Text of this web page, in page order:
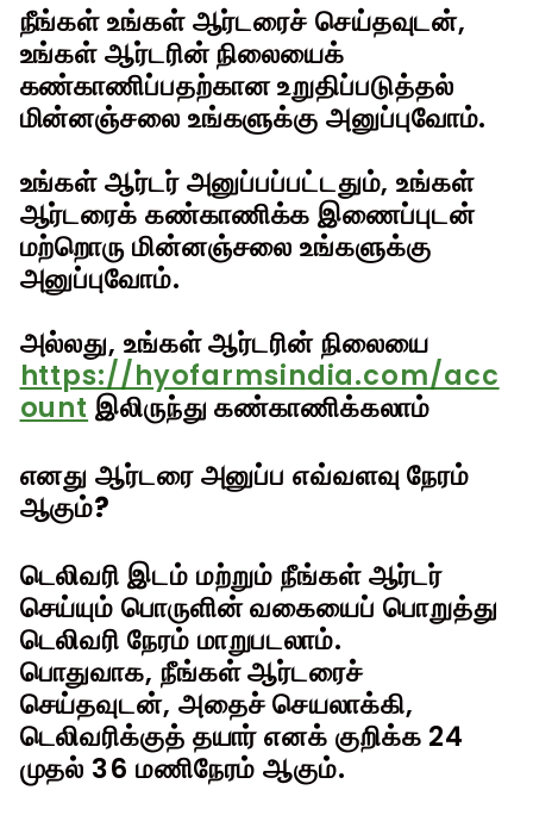
நீங்கள் உங்கள் ஆர்டரைச் செய்தவுடன்,
உங்கள் ஆர்டரின் நிலையைக்
கண்காணிப்பதற்கான உறுதிப்படுத்தல்
மின்னஞ்சலை உங்களுக்கு அனுப்புவோம்.
உங்கள் ஆர்டர் அனுப்பப்பட்டதும், உங்கள்
ஆர்டரைக் கண்காணிக்க இணைப்புடன்
மற்றொரு மின்னஞ்சலை உங்களுக்கு
அனுப்புவோம்.
அல்லது, உங்கள் ஆர்டரின் நிலையை
https://hyofarmsindia.com/acc
ount இலிருந்து கண்காணிக்கலாம்
எனது ஆர்டரை அனுப்ப எவ்வளவு நேரம்
ஆகும்?
டெலிவரி இடம் மற்றும் நீங்கள் ஆர்டர்
செய்யும் பொருளின் வகையைப் பொறுத்து
டெலிவரி நேரம் மாறுபடலாம்.
பொதுவாக, நீங்கள் ஆர்டரைச்
செய்தவுடன், அதைச் செயலாக்கி,
டெலிவரிக்குத் தயார் எனக் குறிக்க 24
முதல் 36 மணிநேரம் ஆகும்.